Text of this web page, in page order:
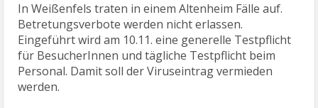
In Weißenfels traten in einem Altenheim Fälle auf.
Betretungsverbote werden nicht erlassen.
Eingeführt wird am 10.11. eine generelle Testpflicht
für BesucherInnen und tägliche Testpflicht beim
Personal. Damit soll der Viruseintrag vermieden
werden.